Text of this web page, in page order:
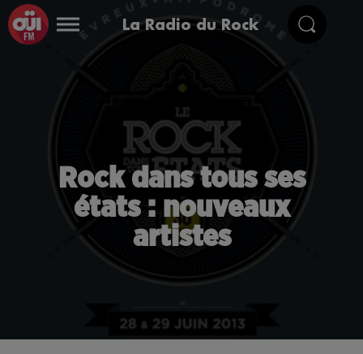
La Radio du Rock
Rock dans tous ses
états : nouveaux
artistes